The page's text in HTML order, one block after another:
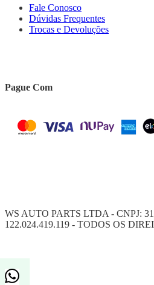
Fale Conosco
Dúvidas Frequentes
Trocas e Devoluções
Pague Com
WS AUTO PARTS LTDA - CNPJ:
122.024.419.119 - TODOS OS